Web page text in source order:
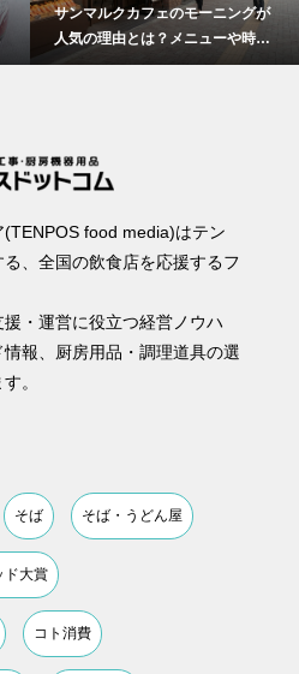
サンマルクカフェのモーニングが
人気の理由とは？メニューや時
間、おすすめの楽しみ方を紹介
food media)はテン
、全国の飲食店を応援するフ
・運営に役立つ経営ノウハ
報、厨房用品・調理道具の選
。
そば そば・うどん屋
ド大賞
コト消費